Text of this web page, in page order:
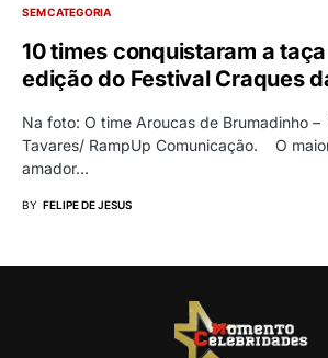
SEM CATEGORIA
10 times conquistaram a
edição do Festival Craques
Na foto: O time Aroucas de Brumadinho
Tavares/ RampUp Comunicação. O
amador…
BY FELIPE DE JESUS